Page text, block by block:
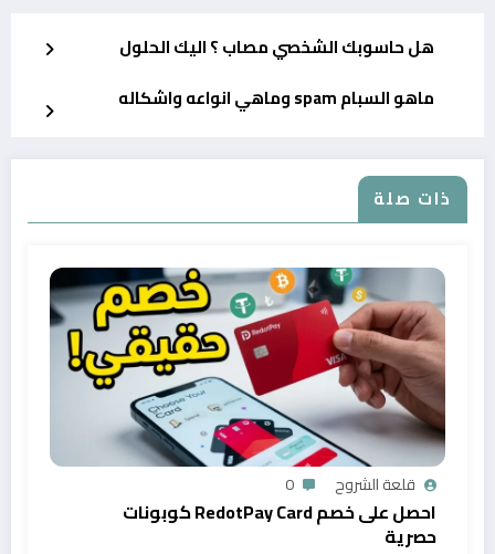
هل حاسوبك الشخصي مصاب ؟ اليك الحلول
ماهو السبام spam وماهي انواعه واشكاله
ذات صلة
قلعة الشروح 0
احصل على خصم RedotPay Card كوبونات
حصرية